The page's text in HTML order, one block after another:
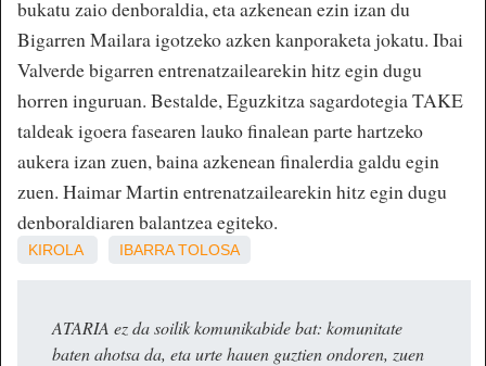
bukatu zaio denboraldia, eta azkenean ezin izan du
Bigarren Mailara igotzeko azken kanporaketa jokatu. Ibai
Valverde bigarren entrenatzailearekin hitz egin dugu
horren inguruan. Bestalde, Eguzkitza sagardotegia TAKE
taldeak igoera fasearen lauko finalean parte hartzeko
aukera izan zuen, baina azkenean finalerdia galdu egin
zuen. Haimar Martin entrenatzailearekin hitz egin dugu
denboraldiaren balantzea egiteko.
KIROLA IBARRA TOLOSA
ATARIA ez da soilik komunikabide bat: komunitate
baten ahotsa da, eta urte hauen guztien ondoren, zuen